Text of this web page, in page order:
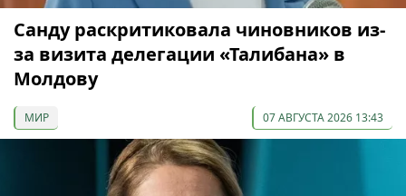
Санду раскритиковала чиновников из-
за визита делегации «Талибана» в
Молдову
МИР 07 АВГУСТА 2026 13:43